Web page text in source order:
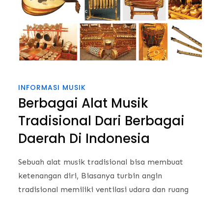
INFORMASI MUSIK
Berbagai Alat Musik
Tradisional Dari Berbagai
Daerah Di Indonesia
Sebuah alat musik tradisional bisa membuat
ketenangan diri, Biasanya turbin angin
tradisional memiliki ventilasi udara dan ruang